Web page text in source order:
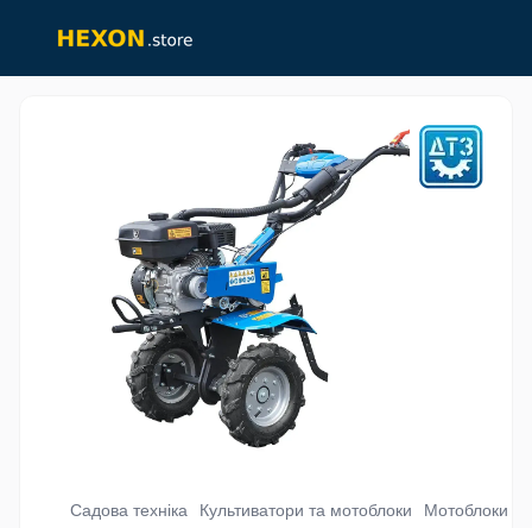
Садова техніка Культиватори та мотоблоки Мотоблоки